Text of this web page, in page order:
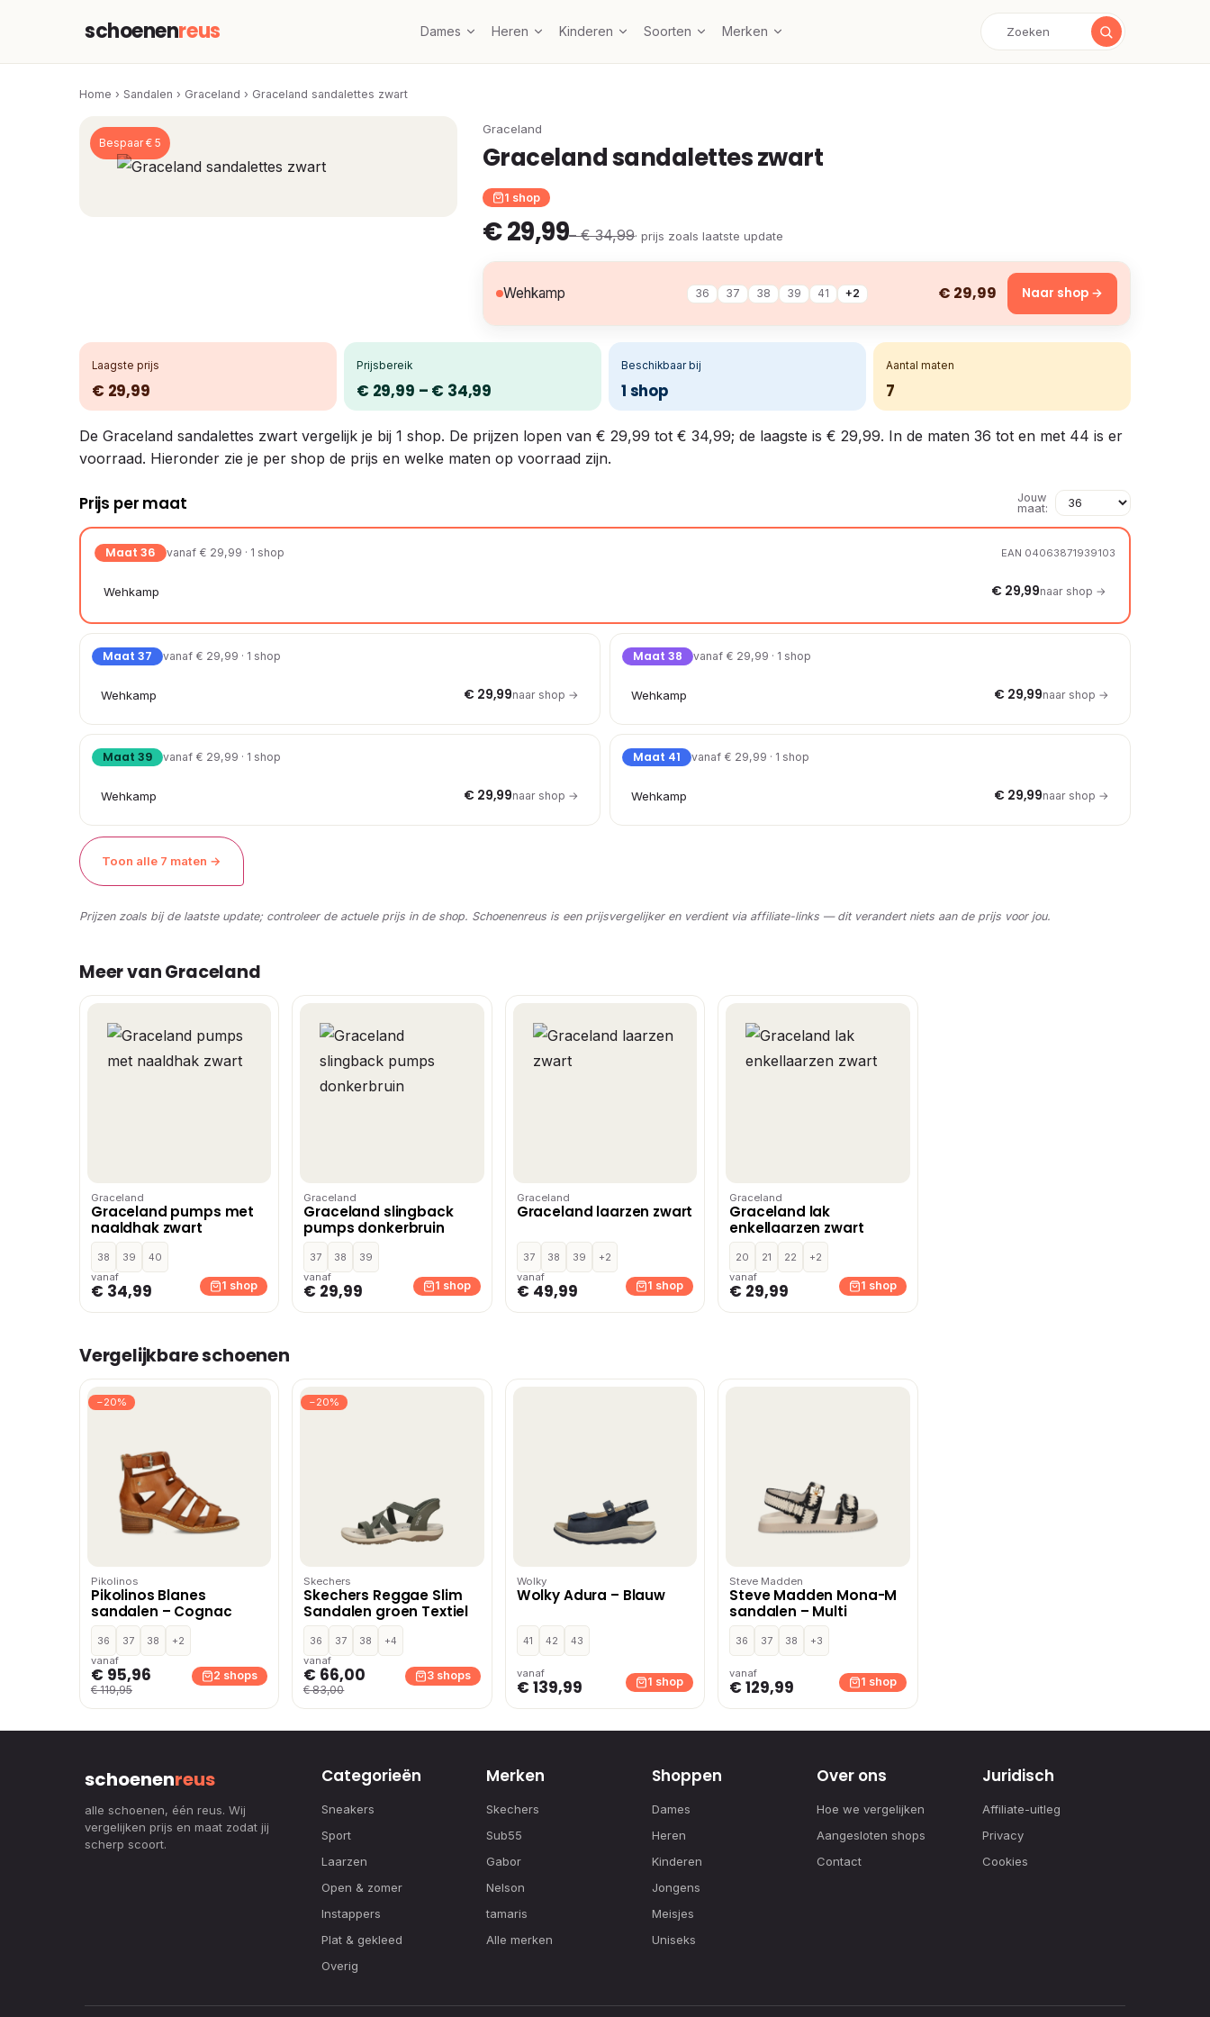
schoenenreus Dames Heren Kinderen Soorten Merken
Home › Sandalen › Graceland › Graceland sandalettes zwart
Bespaar € 5
Graceland
Graceland sandalettes zwart
1 shop
€ 29,99– € 34,99· prijs zoals laatste update
Wehkamp 36 37 38 39 41 +2 € 29,99 Naar shop →
Laagste prijs
€ 29,99
Prijsbereik
€ 29,99 – € 34,99
Beschikbaar bij
1 shop
Aantal maten
7
De Graceland sandalettes zwart vergelijk je bij 1 shop. De prijzen lopen van € 29,99 tot € 34,99; de laagste is € 29,99. In de maten 36 tot en met 44 is er
voorraad. Hieronder zie je per shop de prijs en welke maten op voorraad zijn.
Prijs per maat
Jouw
maat:
Maat 36 vanaf € 29,99 · 1 shop EAN 04063871939103
Wehkamp € 29,99naar shop →
Maat 37 vanaf € 29,99 · 1 shop
Wehkamp € 29,99naar shop →
Maat 38 vanaf € 29,99 · 1 shop
Wehkamp € 29,99naar shop →
Maat 39 vanaf € 29,99 · 1 shop
Wehkamp € 29,99naar shop →
Maat 41 vanaf € 29,99 · 1 shop
Wehkamp € 29,99naar shop →
Toon alle 7 maten →
Prijzen zoals bij de laatste update; controleer de actuele prijs in de shop. Schoenenreus is een prijsvergelijker en verdient via affiliate-links — dit verandert niets aan de prijs voor jou.
Meer van Graceland
Graceland
Graceland pumps met
naaldhak zwart
38 39
40
vanaf
€ 34,99 1 shop
Graceland
Graceland slingback
pumps donkerbruin
37 38
39
vanaf
€ 29,99 1 shop
Graceland
Graceland laarzen zwart
37 38 39
+2
vanaf
€ 49,99 1 shop
Graceland
Graceland lak
enkellaarzen zwart
20 21 22
+2
vanaf
€ 29,99 1 shop
Vergelijkbare schoenen
−20%
Pikolinos
Pikolinos Blanes
sandalen – Cognac
36 37 38
+2
vanaf
€ 95,96
€ 119,95
2 shops
−20%
Skechers
Skechers Reggae Slim
Sandalen groen Textiel
36 37 38
+4
vanaf
€ 66,00
€ 83,00
3 shops
Wolky
Wolky Adura – Blauw
41 42 43
vanaf
€ 139,99 1 shop
Steve Madden
Steve Madden Mona-M
sandalen – Multi
36 37 38 +3
vanaf
€ 129,99 1 shop
schoenenreus
alle schoenen, één reus. Wij
vergelijken prijs en maat zodat jij
scherp scoort.
Categorieën
Sneakers
Sport
Laarzen
Open & zomer
Instappers
Plat & gekleed
Overig
Merken
Skechers
Sub55
Gabor
Nelson
tamaris
Alle merken
Shoppen
Dames
Heren
Kinderen
Jongens
Meisjes
Uniseks
Over ons
Hoe we vergelijken
Aangesloten shops
Contact
Juridisch
Affiliate-uitleg
Privacy
Cookies